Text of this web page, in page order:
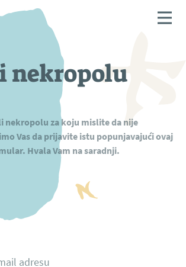
BHS ×
POČETNA
STEĆCIMA
MAPA
NEKROPOLU
nekropolu
nekropolu za koju mislite da nije
Vas da prijavite istu popunjavajući ovaj
Hvala Vam na saradnji.